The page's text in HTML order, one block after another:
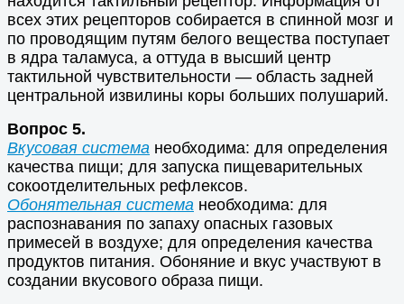
всех этих рецепторов собирается в спинной мозг и
по проводящим путям белого вещества поступает
в ядра таламуса, а оттуда в высший центр
тактильной чувствительности — область задней
центральной извилины коры больших полушарий.
Вопрос 5.
Вкусовая система необходима: для определения
качества пищи; для запуска пищеварительных
сокоотделительных рефлексов.
Обонятельная система необходима: для
распознавания по запаху опасных газовых
примесей в воздухе; для определения качества
продуктов питания. Обоняние и вкус участвуют в
создании вкусового образа пищи.